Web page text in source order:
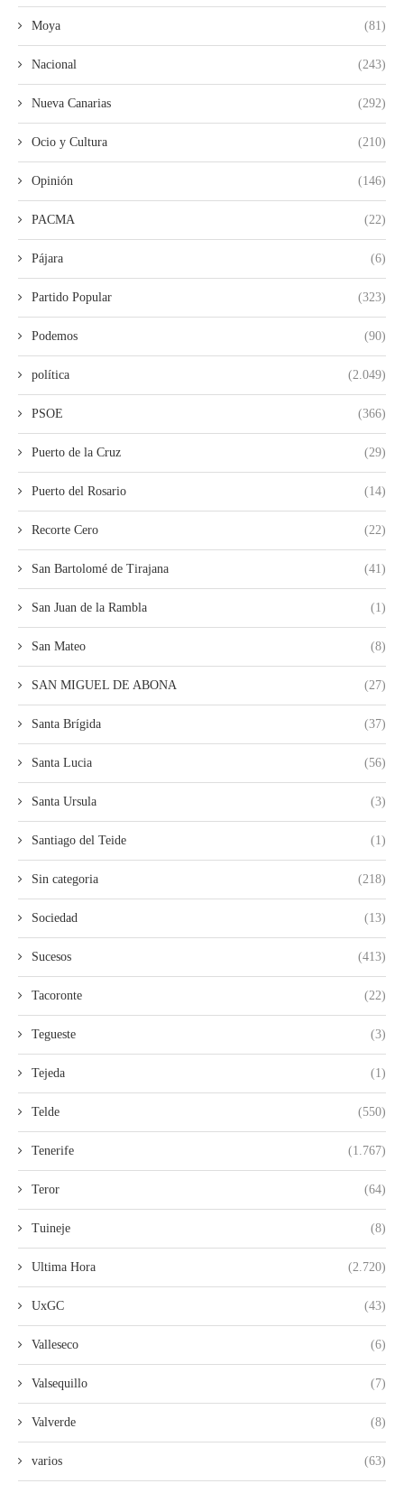
Moya (81)
Nacional (243)
Nueva Canarias (292)
Ocio y Cultura (210)
Opinión (146)
PACMA (22)
Pájara (6)
Partido Popular (323)
Podemos (90)
política (2.049)
PSOE (366)
Puerto de la Cruz (29)
Puerto del Rosario (14)
Recorte Cero (22)
San Bartolomé de Tirajana (41)
San Juan de la Rambla (1)
San Mateo (8)
SAN MIGUEL DE ABONA (27)
Santa Brígida (37)
Santa Lucia (56)
Santa Ursula (3)
Santiago del Teide (1)
Sin categoria (218)
Sociedad (13)
Sucesos (413)
Tacoronte (22)
Tegueste (3)
Tejeda (1)
Telde (550)
Tenerife (1.767)
Teror (64)
Tuineje (8)
Ultima Hora (2.720)
UxGC (43)
Valleseco (6)
Valsequillo (7)
Valverde (8)
varios (63)